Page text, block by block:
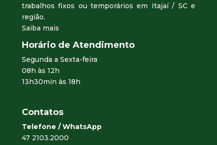
trabalhos fixos ou temporários em Itajaí / SC e
região.
Saiba mais
Horário de Atendimento
Segunda a Sexta-feira
08h às 12h
13h30min às 18h
Contatos
Telefone / WhatsApp
47 2103.2000